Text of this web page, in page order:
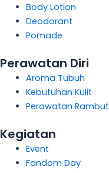
Body Lotion
Deodorant
Pomade
Perawatan Diri
Aroma Tubuh
Kebutuhan Kulit
Perawatan Rambut
Kegiatan
Event
Fandom Day